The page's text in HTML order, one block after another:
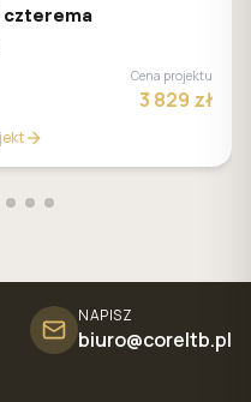
czterema
Cena projektu
3 829 zł
NAPISZ
biuro@coreltb.pl